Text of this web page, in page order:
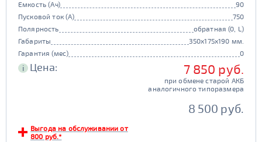
Емкость (Ач)
90
Пусковой ток (А)
750
Полярность
обратная (0, L)
Габариты
350x175x190 мм.
Гарантия (мес)
0
i Цена: 7 850 руб.
при обмене старой АКБ
аналогичного типоразмера
8 500 руб.
Выгода на обслуживании от
800 руб.*